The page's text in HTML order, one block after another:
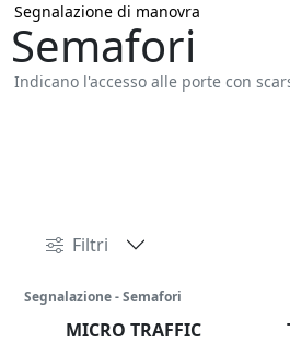
Segnalazione di manovra
Semafori
Indicano l'accesso alle porte con
Filtri
Segnalazione - Semafori
MICRO TRAFFIC